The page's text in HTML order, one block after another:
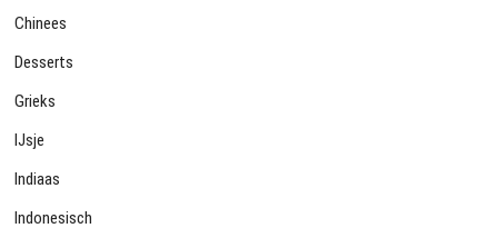
Chinees
Desserts
Grieks
IJsje
Indiaas
Indonesisch